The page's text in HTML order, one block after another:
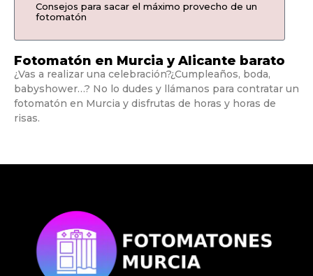
Consejos para sacar el máximo provecho de un
fotomatón
Fotomatón en Murcia y Alicante barato
¿Vas a realizar una celebración?¿Cumpleaños, boda,
babyshower…? No lo dudes y llámanos para contratar un
fotomatón en Murcia y disfrutas de horas y horas de
risas.